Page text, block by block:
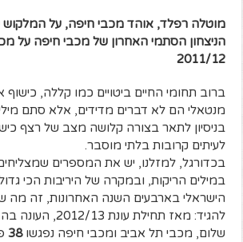
מוטלה רפלד, אוהד מכבי חיפה, על
הניצחון הסתמי האחרון של מכבי חיפה על
2011/12
ברוב תחומי החיים ביטויים כמו קללה, כישוף
מנטאלי הם לא דברים מדידים, אלא סתם
בניסיון לתאר בצורה קלושה מצב של רצף
לעיתים קרובות בלתי מוסבר.
בכדורגל, למזלנו, יש את המספרים
במילים הריקות, ובמקרה של היריבות הכי
הישראלי בארבעים השנה האחרונות, זה מה
להגיד: מאז תחילת
שלום, מכבי תל אביב ומכבי חיפה נפגשו38